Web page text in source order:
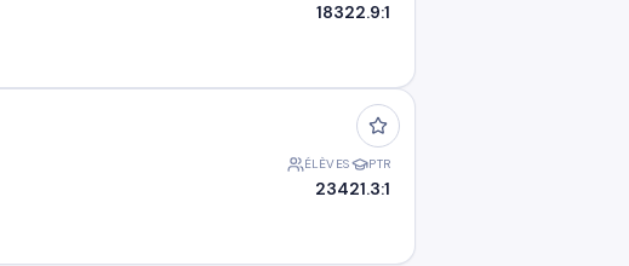
18322.9:1
ÉLÈVES
234
PTR
21.3:1